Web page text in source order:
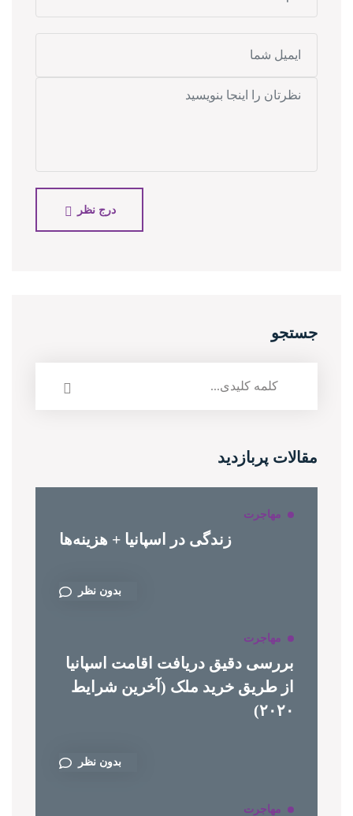
درج نظر
جستجو
مقالات پربازدید
مهاجرت
زندگی در اسپانیا + هزینه‌ها
بدون نظر
مهاجرت
بررسی دقیق دریافت اقامت اسپانیا
از طریق خرید ملک (آخرین شرایط
۲۰۲۰)
بدون نظر
مهاجرت